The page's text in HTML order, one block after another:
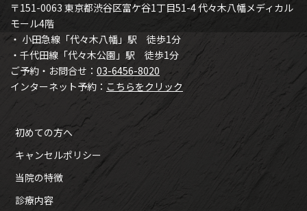
〒151-0063 東京都渋谷区富ケ谷1丁目51-4 代々木八幡メディカル
モール4階
・ 小田急線「代々木八幡」駅 徒歩1分
・千代田線「代々木公園」駅 徒歩1分
ご予約・お問合せ： 03-6456-8020
インターネット予約： こちらをクリック
初めての方へ
キャンセルポリシー
当院の特徴
診療内容